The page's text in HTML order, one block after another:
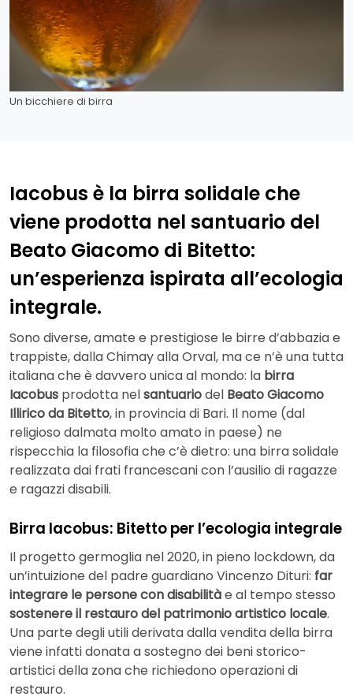
Un bicchiere di birra
Iacobus è la birra solidale che
viene prodotta nel santuario del
Beato Giacomo di Bitetto:
un’esperienza ispirata all’ecologia
integrale.
Sono diverse, amate e prestigiose le birre d’abbazia e
trappiste, dalla Chimay alla Orval, ma ce n’è una tutta
italiana che è davvero unica al mondo: la birra
Iacobus prodotta nelsantuariodel Beato Giacomo
Illirico da Bitetto, in provincia di Bari. Il nome (dal
religioso dalmata molto amato in paese) ne
rispecchia la filosofia che c’è dietro: una birra solidale
realizzata dai frati francescani con l’ausilio di ragazze
e ragazzi disabili.
Birra Iacobus: Bitetto per l’ecologia integrale
Il progetto germoglia nel 2020, in pieno lockdown, da
un’intuizione del padre guardiano Vincenzo Dituri: far
integrare le persone con disabilitàe al tempo stesso
sostenere il restauro del patrimonio artistico locale.
Una parte degli utili derivata dalla vendita della birra
viene infatti donata a sostegno dei beni storico-
artistici della zona che richiedono operazioni di
restauro.